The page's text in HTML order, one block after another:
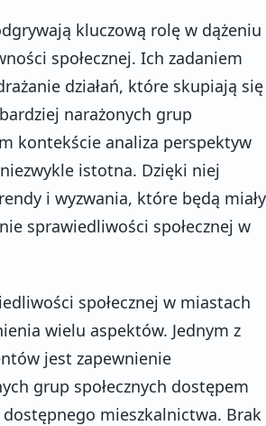
kluczową rolę w dążeniu
społecznej. Ich zadaniem
działań, które skupiają się
narażonych grup
kontekście analiza perspektyw
istotna. Dzięki niej
i wyzwania, które będą miały
sprawiedliwości społecznej w
społecznej w miastach
wielu aspektów. Jednym z
jest zapewnienie
grup społecznych dostępem
mieszkalnictwa. Brak